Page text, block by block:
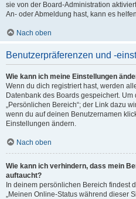
sie von der Board-Administration
An- oder Abmeldung hast, kann es
Nach oben
Benutzerpräferenzen und -
Wie kann ich meine Einstellungen
Wenn du dich registriert hast, werden
Datenbank des Boards gespeichert.
„Persönlichen Bereich“; der Link dazu
wenn du auf deinen Benutzernamen
Einstellungen ändern.
Nach oben
Wie kann ich verhindern, dass mein
auftaucht?
In deinem persönlichen Bereich findest
„Meinen Online-Status während dieser